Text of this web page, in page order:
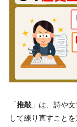
「推敲」は、詩や
して練り直すこと